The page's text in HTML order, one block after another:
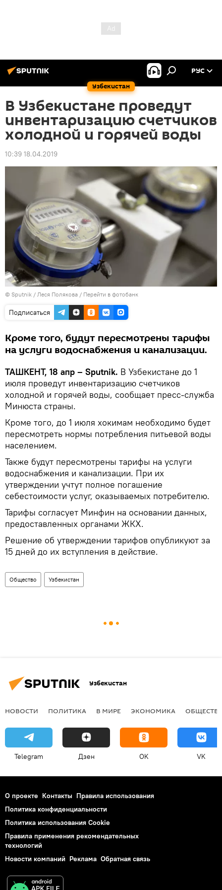
Узбекистан
РУС
В Узбекистане проведут
инвентаризацию счетчиков
холодной и горячей воды
10:39 18.04.2019
© Sputnik / Леся Полякова / Перейти в фотобанк
Подписаться
Кроме того, будут пересмотрены тарифы
на услуги водоснабжения и канализации.
ТАШКЕНТ, 18 апр – Sputnik. В Узбекистане до 1
июля проведут инвентаризацию счетчиков
холодной и горячей воды, сообщает пресс-служба
Минюста страны.
Кроме того, до 1 июля хокимам необходимо будет
пересмотреть нормы потребления питьевой воды
населением.
Также будут пересмотрены тарифы на услуги
водоснабжения и канализации. При их
утверждении учтут полное погашение
себестоимости услуг, оказываемых потребителю.
Тарифы согласует Минфин на основании данных,
предоставленных органами ЖКХ.
Решение об утверждении тарифов опубликуют за
15 дней до их вступления в действие.
Общество Узбекистан
Узбекистан
НОВОСТИ ПОЛИТИКА В МИРЕ ЭКОНОМИКА
Telegram Дзен OK VK
О проекте Контакты Правила использования
Политика конфиденциальности
Политика использования Cookie
Правила применения рекомендательных
технологий
Новости компаний Реклама Обратная связь